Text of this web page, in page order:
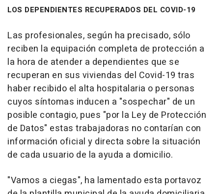
LOS DEPENDIENTES RECUPERADOS DEL COVID-19
Las profesionales, según ha precisado, sólo
reciben la equipación completa de protección a
la hora de atender a dependientes que se
recuperan en sus viviendas del Covid-19 tras
haber recibido el alta hospitalaria o personas
cuyos síntomas inducen a "sospechar" de un
posible contagio, pues "por la Ley de Protección
de Datos" estas trabajadoras no contarían con
información oficial y directa sobre la situación
de cada usuario de la ayuda a domicilio.
"Vamos a ciegas", ha lamentado esta portavoz